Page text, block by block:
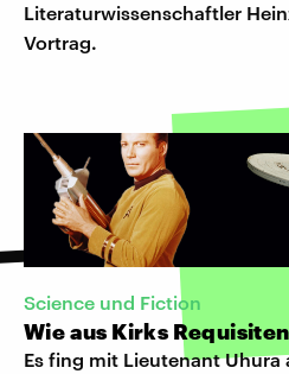
Literaturwissenschaftler
Vortrag.
Science und Fiction
Wie aus Kirks
Es fing mit Lieutenant Uhura